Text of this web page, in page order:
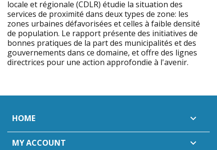
locale et régionale (CDLR) étudie la situation des
services de proximité dans deux types de zone: les
zones urbaines défavorisées et celles à faible densité
de population. Le rapport présente des initiatives de
bonnes pratiques de la part des municipalités et des
gouvernements dans ce domaine, et offre des lignes
directrices pour une action approfondie à l'avenir.
HOME 
MY ACCOUNT 